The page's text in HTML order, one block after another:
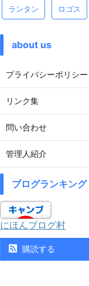
ランタン ロゴス
about us
プライバシーポリシー
リンク集
問い合わせ
管理人紹介
ブログランキング
にほんブログ村
購読する